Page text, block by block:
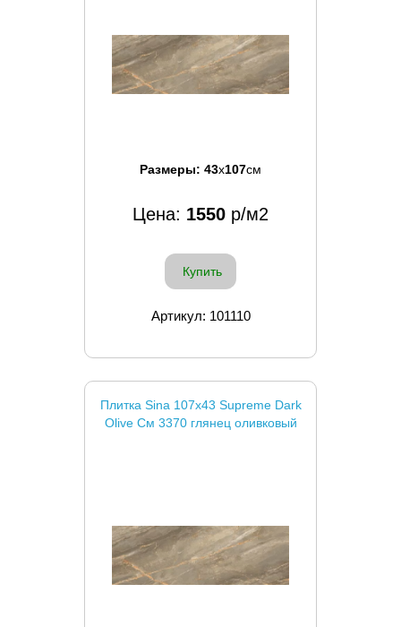
Размеры: 43x107см
Цена: 1550 р/м2
Купить
Артикул: 101110
Плитка Sina 107x43 Supreme Dark
Olive См 3370 глянец оливковый